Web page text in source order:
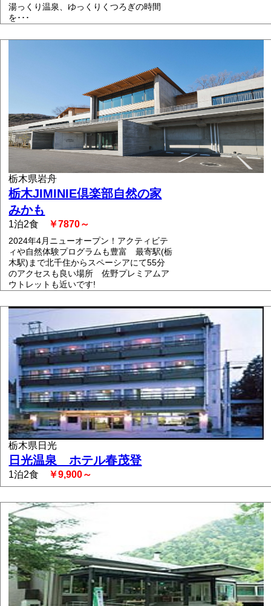
湯っくり温泉、ゆっくりくつろぎの時間
を･･･
栃木県岩舟
栃木JIMINIE倶楽部自然の家
みかも
1泊2食 ￥7870～
2024年4月ニューオープン！アクティビテ
ィや自然体験プログラムも豊富 最寄駅(栃
木駅)まで北千住からスペーシアにて55分
のアクセスも良い場所 佐野プレミアムア
ウトレットも近いです!
栃木県日光
日光温泉 ホテル春茂登
1泊2食 ￥9,900～